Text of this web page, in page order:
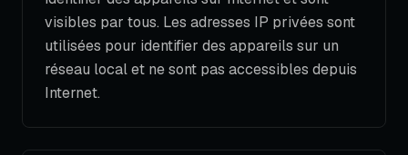
visibles par tous. Les adresses IP privées sont
utilisées pour identifier des appareils sur un
réseau local et ne sont pas accessibles depuis
Internet.